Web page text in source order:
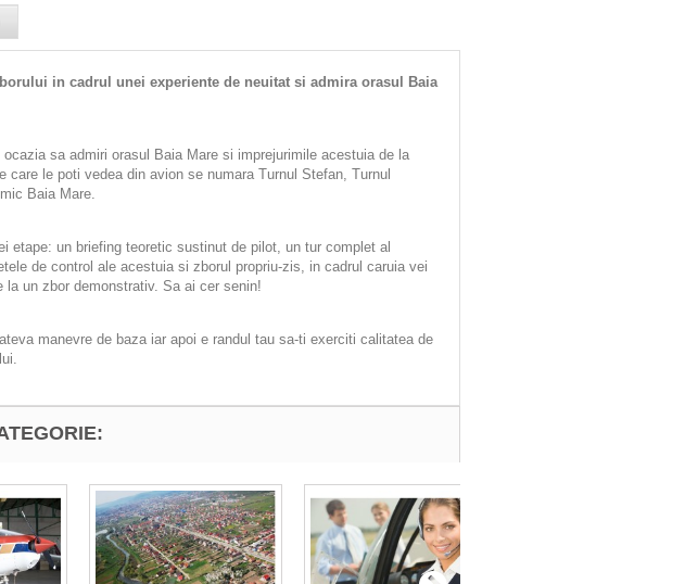
in cadrul unei experiente de neuitat si admira orasul Baia
sa admiri orasul Baia Mare si imprejurimile acestuia de la
le poti vedea din avion se numara Turnul Stefan, Turnul
Baia Mare.
etape: un briefing teoretic sustinut de pilot, un tur complet al
de control ale acestuia si zborul propriu-zis, in cadrul caruia vei
un zbor demonstrativ. Sa ai cer senin!
manevre de baza iar apoi e randul tau sa-ti exerciti calitatea de